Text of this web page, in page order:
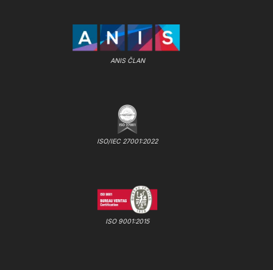
ANIS ČLAN
ISO/IEC 27001:2022
ISO 9001:2015